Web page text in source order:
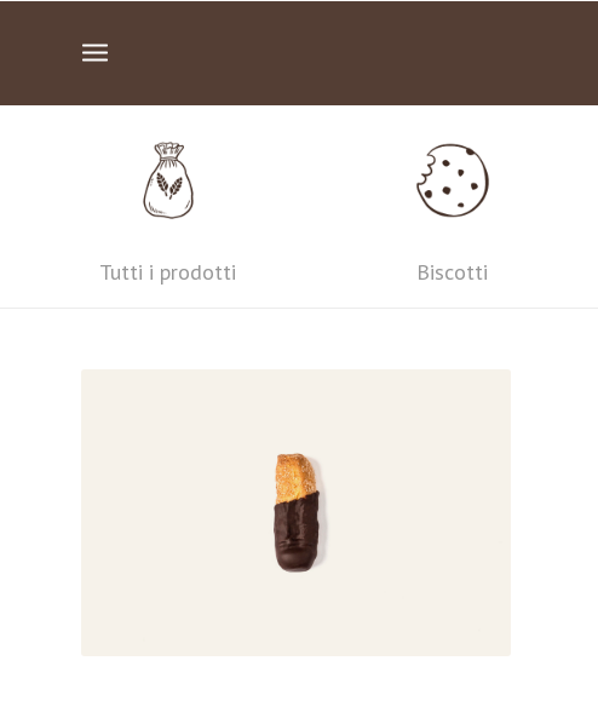
Tutti i prodotti Biscotti